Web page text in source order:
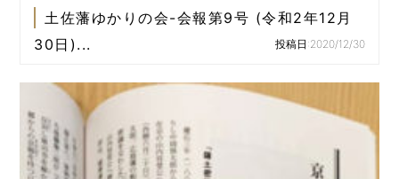
土佐藩ゆかりの会-会報第9号 (令和2年12月
30日)...
投稿日:2020/12/30